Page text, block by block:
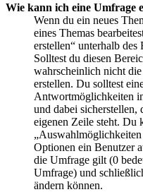
Wie kann ich eine Umfrage
Wenn du ein neues
eines Themas
erstellen“ unterhalb
Solltest du diesen
wahrscheinlich nicht
erstellen. Du solltest
Antwortmöglichkeiten
und dabei
eigenen Zeile steht. Du
Optionen ein Benutzer
die Umfrage gilt (0
Umfrage) und
ändern können.